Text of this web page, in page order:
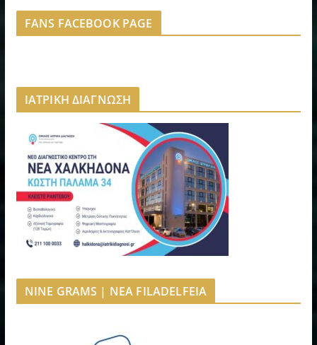
FANS FACEBOOK PAGE
ΙΑΤΡΙΚΗ ΔΙΑΓΝΩΣΗ
NINE GRAMS | NEA FILADELFEIA